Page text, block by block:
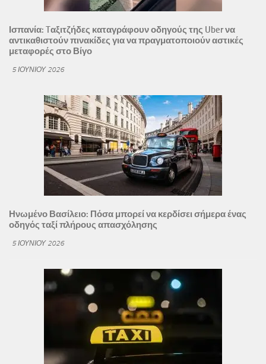
Ισπανία: Tαξιτζήδες καταγράφουν οδηγούς της Uber να
αντικαθιστούν πινακίδες για να πραγματοποιούν αστικές
μεταφορές στο Βίγο
5 ΙΟΥΝΊΟΥ 2026
Ηνωμένο Βασίλειο: Πόσα μπορεί να κερδίσει σήμερα ένας
οδηγός ταξί πλήρους απασχόλησης
5 ΙΟΥΝΊΟΥ 2026